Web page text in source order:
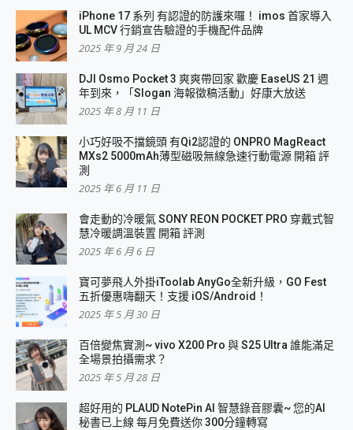
iPhone 17 系列 有認證的防護來囉！ imos 首家導入
UL MCV 行銷宣告驗證的手機配件品牌
2025 年 9 月 24 日
DJI Osmo Pocket 3 爽爽帶回家 歡慶 EaseUS 21 週
年到來，「Slogan 海報徵稿活動」好康大放送
2025 年 8 月 11 日
小巧好吸不擋鏡頭 有Qi2認證的 ONPRO MagReact
MXs2 5000mAh薄型磁吸無線急速行動電源 開箱 評
測
2025 年 6 月 11 日
會走動的冷暖氣 SONY REON POCKET PRO 穿戴式智
慧冷暖調溫裝置 開箱 評測
2025 年 6 月 6 日
寶可夢飛人外掛iToolab AnyGo全新升級，GO Fest
五折優惠嗨翻天！支援 iOS/Android！
2025 年 5 月 30 日
百倍變焦實測~ vivo X200 Pro 與 S25 Ultra 誰能滿足
全場景拍攝需求？
2025 年 5 月 28 日
超好用的 PLAUD NotePin AI 智慧錄音膠囊~ 您的AI
秘書已上線 每月免費送你 300分鐘轉寫